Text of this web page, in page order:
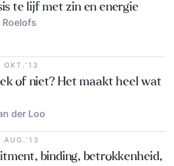
te lijf met zin en energie
OKT.‘13
of niet? Het maakt heel wat
der Loo
AUG.‘13
binding, betrokkenheid,